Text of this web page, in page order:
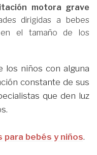
motora grave
dirigidas a bebes
el tamaño de los
los niños con alguna
constante de sus
que den luz
bebés y niños.